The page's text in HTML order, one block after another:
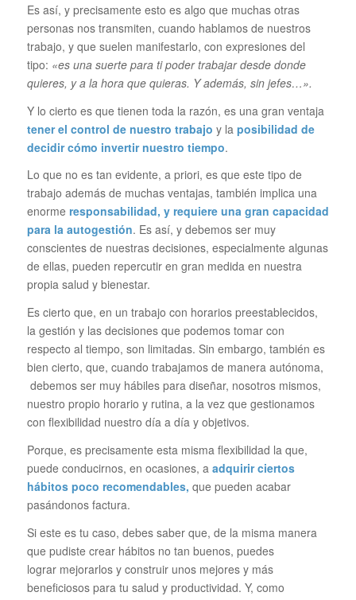
Es así, y precisamente esto es algo que muchas otras
personas nos transmiten, cuando hablamos de nuestros
trabajo, y que suelen manifestarlo, con expresiones del
tipo: «es una suerte para ti poder trabajar desde donde
quieres, y a la hora que quieras. Y además, sin jefes…».
Y lo cierto es que tienen toda la razón, es una gran ventaja
tener el control de nuestro trabajo y la posibilidad de
decidir cómo invertir nuestro tiempo.
Lo que no es tan evidente, a priori, es que este tipo de
trabajo además de muchas ventajas, también implica una
enorme responsabilidad, y requiere una gran capacidad
para la autogestión. Es así, y debemos ser muy
conscientes de nuestras decisiones, especialmente algunas
de ellas, pueden repercutir en gran medida en nuestra
propia salud y bienestar.
Es cierto que, en un trabajo con horarios preestablecidos,
la gestión y las decisiones que podemos tomar con
respecto al tiempo, son limitadas. Sin embargo, también es
bien cierto, que, cuando trabajamos de manera autónoma,
debemos ser muy hábiles para diseñar, nosotros mismos,
nuestro propio horario y rutina, a la vez que gestionamos
con flexibilidad nuestro día a día y objetivos.
Porque, es precisamente esta misma flexibilidad la que,
puede conducirnos, en ocasiones, a adquirir ciertos
hábitos poco recomendables, que pueden acabar
pasándonos factura.
Si este es tu caso, debes saber que, de la misma manera
que pudiste crear hábitos no tan buenos, puedes
lograr mejorarlos y construir unos mejores y más
beneficiosos para tu salud y productividad. Y, como